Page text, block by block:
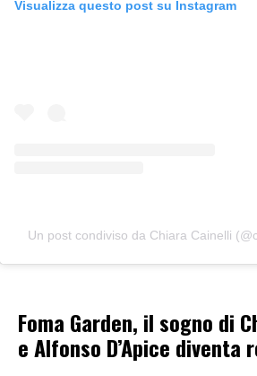
Visualizza questo post su Instagram
Un post condiviso da Chiara Cainelli
Foma Garden, il sogno di
e Alfonso D’Apice diventa